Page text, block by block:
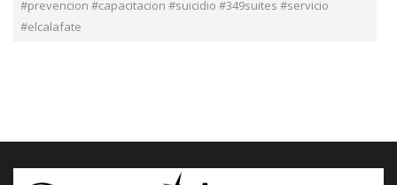
#prevencion #capacitacion #suicidio #349suites #servicio
#elcalafate